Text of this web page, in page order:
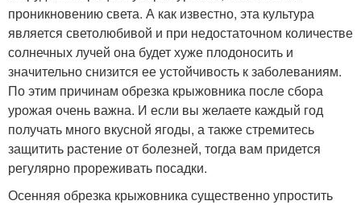
проникновению света. А как известно, эта культура
является светолюбивой и при недостаточном количестве
солнечных лучей она будет хуже плодоносить и
значительно снизится ее устойчивость к заболеваниям.
По этим причинам обрезка крыжовника после сбора
урожая очень важна. И если вы желаете каждый год
получать много вкусной ягоды, а также стремитесь
защитить растение от болезней, тогда вам придется
регулярно прореживать посадки.
Осенняя обрезка крыжовника существенно упростить